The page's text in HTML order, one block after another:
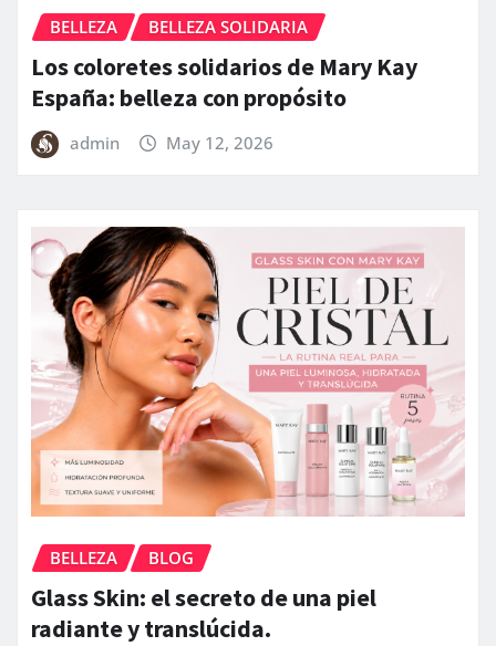
BELLEZA BELLEZA SOLIDARIA
Los coloretes solidarios de Mary Kay
España: belleza con propósito
admin May 12, 2026
BELLEZA BLOG
Glass Skin: el secreto de una piel
radiante y translúcida.